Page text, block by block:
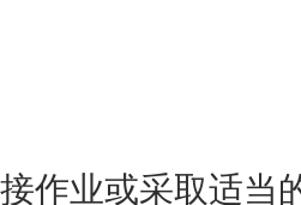
作业或采取适当